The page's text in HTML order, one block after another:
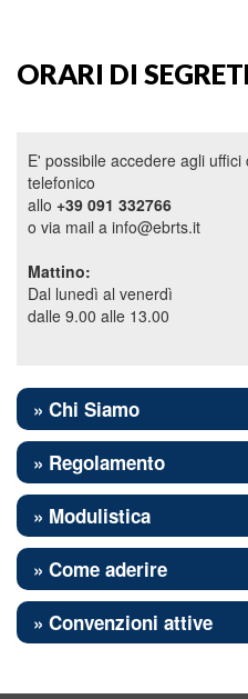
ORARI DI
E' possibile accedere agli
telefonico
allo +39 091 332766
o via mail a info@ebrts.it
Mattino:
Dal lunedì al venerdì
dalle 9.00 alle 13.00
» Chi Siamo
» Regolamento
» Modulistica
» Come aderire
» Convenzioni attive